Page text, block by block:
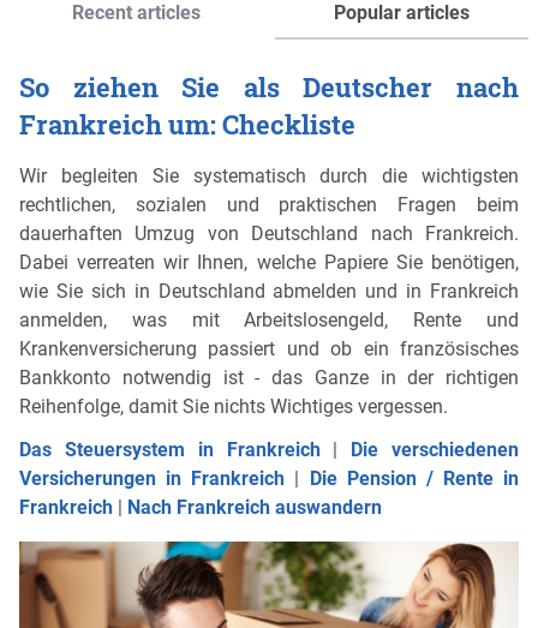
Recent articles Popular articles
So ziehen Sie als Deutscher nach
Frankreich um: Checkliste
Wir begleiten Sie systematisch durch die wichtigsten
rechtlichen, sozialen und praktischen Fragen beim
dauerhaften Umzug von Deutschland nach Frankreich.
Dabei verreaten wir Ihnen, welche Papiere Sie benötigen,
wie Sie sich in Deutschland abmelden und in Frankreich
anmelden, was mit Arbeitslosengeld, Rente und
Krankenversicherung passiert und ob ein französisches
Bankkonto notwendig ist - das Ganze in der richtigen
Reihenfolge, damit Sie nichts Wichtiges vergessen.
Das Steuersystem in Frankreich| Die verschiedenen
Versicherungen in Frankreich | Die Pension / Rente in
Frankreich | Nach Frankreich auswandern